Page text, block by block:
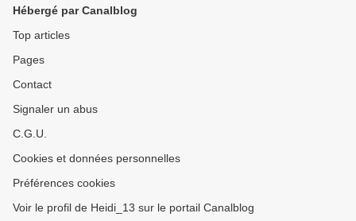
Hébergé par Canalblog
Top articles
Pages
Contact
Signaler un abus
C.G.U.
Cookies et données personnelles
Préférences cookies
Voir le profil de Heidi_13 sur le portail Canalblog